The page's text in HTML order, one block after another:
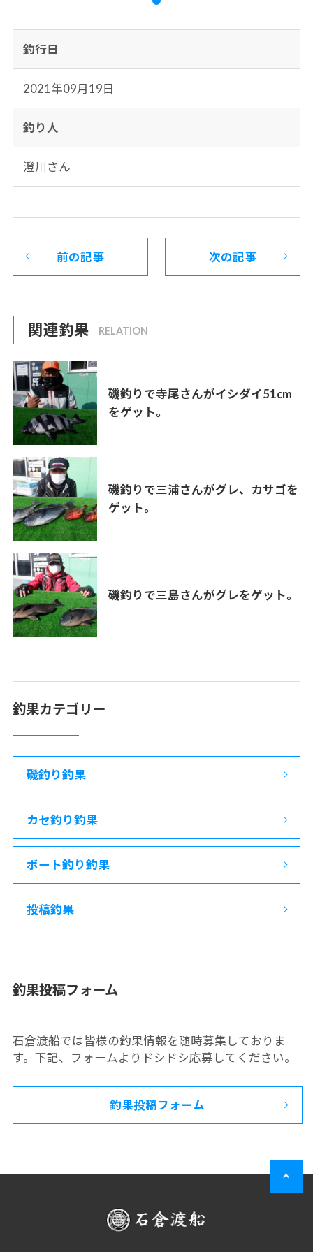
釣行日
2021年09月19日
釣り人
澄川さん
前の記事 次の記事
関連釣果
磯釣りで寺尾さんがイシダイ51cm
をゲット。
磯釣りで三浦さんがグレ、カサゴを
ゲット。
磯釣りで三島さんがグレをゲット。
釣果カテゴリー
磯釣り釣果
カセ釣り釣果
ボート釣り釣果
投稿釣果
釣果投稿フォーム
石倉渡船では皆様の釣果情報を随時募集しておりま
す。下記、フォームよりドシドシ応募してください。
釣果投稿フォーム